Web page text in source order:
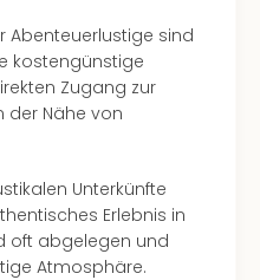
Abenteuerlustige sind
kostengünstige
Zugang zur
der Nähe von
Unterkünfte
Erlebnis in
oft abgelegen und
Atmosphäre.